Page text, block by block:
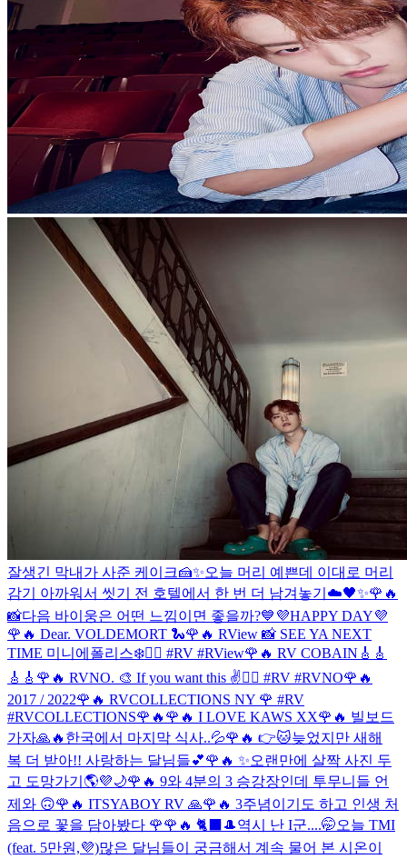
잘생긴 막내가 사준 케이크🍰✨오늘 머리 예쁜데 이대로 머리
감기 아까워서 씻기 전 호텔에서 한 번 더 남겨놓기☁️🖤✨🌹🔥
📸다음 바이웅은 어떤 느낌이면 좋을까?💙 💜HAPPY DAY💜
🌹🔥 Dear. VOLDEMORT 🐍🌹🔥 RView 📸 SEE YA NEXT
TIME 미니에폴리스❄️❤️‍🔥 #RV #RView🌹🔥 RV COBAIN🎸🎸
🎸🎸 🌹🔥 RVNO. 🎨 If you want this ✌️❤️‍🔥 #RV #RVNO🌹🔥
2017 / 2022🌹🔥 RVCOLLECTIONS NY 🌹 #RV
#RVCOLLECTIONS🌹🔥 🌹🔥 I LOVE KAWS XX🌹🔥 빌보드
가자🙏🔥 한국에서 마지막 식사..💦🌹🔥 👉🐱늦었지만 새해
복 더 받아!! 사랑하는 달님들💕🌹🔥 ✨오랜만에 살짝 사진 두
고 도망가기🌎💜🌙🌹🔥 9와 4분의 3 승강장인데 투무니들 언
제와 🙃🌹🔥 ITSYABOY RV 🙏🌹🔥 3주념이기도 하고 인생 처
음으로 꽃을 담아봤다 🌹🌹🔥 🐈‍⬛🎩역시 난 I군....🤭오늘 TMI
(feat. 5만원,💜)많은 달님들이 궁금해서 계속 물어 본 시온이